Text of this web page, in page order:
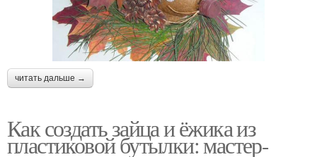
читать дальше →
Как создать зайца и ёжика из
пластиковой бутылки: мастер-